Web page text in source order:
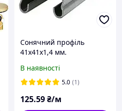
Сонячний профіль
41х41х1,4 мм.
В наявності
5.0 (1)
125.59₴/м